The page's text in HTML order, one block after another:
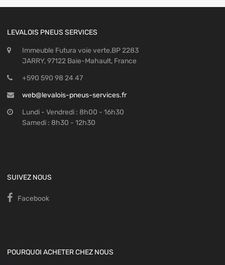
LEVALOIS PNEUS SERVICES
Immeuble Futura voie verte,BP 2283
JARRY, 97122 Baie-Mahault, France
+590 590 98 24 47
web@levalois-pneus-services.fr
Lundi - Vendredi : 8h00 - 16h30
Samedi : 8h30 - 12h30
SUIVEZ NOUS
Facebook
POURQUOI ACHETER CHEZ NOUS